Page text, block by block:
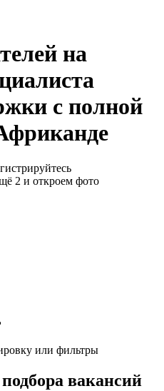
на
с полной
2 и откроем фото
или фильтры
вакансий